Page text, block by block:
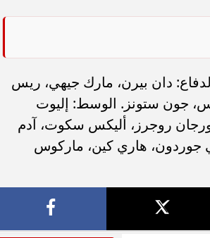
دان بيرن، مارك جيهي، ريس
جون ستونز. الوسط: إليوت
روجرز، أليكس سكوت، آدم
جوردون، هاري كين، ماركوس